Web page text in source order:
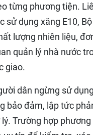
từng phương tiện.
sử dụng xăng E10,
lượng nhiên liệu,
quản lý nhà nước
giao.
dân ngừng sử
bảo đảm, lập tức
Trường hợp